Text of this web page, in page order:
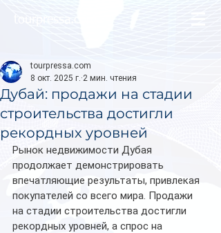
Дубай: продажи на стадии
строительства достигли
рекордных уровней
tourpressa.com
8 окт. 2025 г. 2 мин. чтения
Рынок недвижимости Дубая
продолжает демонстрировать
впечатляющие результаты, привлекая
покупателей со всего мира. Продажи
на стадии строительства достигли
рекордных уровней, а спрос на